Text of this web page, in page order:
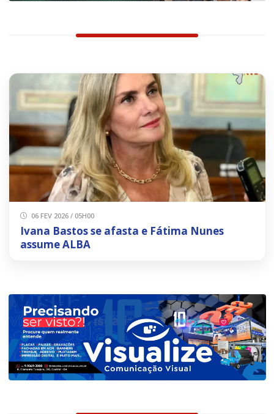
06 FEV 2026 / 05H00
Ivana Bastos se afasta e Fátima Nunes
assume ALBA